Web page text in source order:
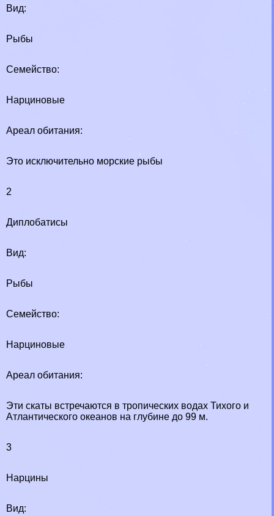
Вид:
Рыбы
Семейство:
Нарциновые
Ареал обитания:
Это исключительно морские рыбы
2
Диплобатисы
Вид:
Рыбы
Семейство:
Нарциновые
Ареал обитания:
Эти скаты встречаются в тропических водах Тихого и
Атлантического океанов на глубине до 99 м.
3
Нарцины
Вид: